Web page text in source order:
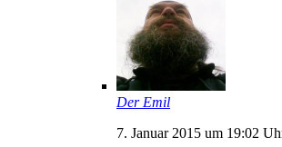
Der Emil
7. Januar 2015 um 19:02